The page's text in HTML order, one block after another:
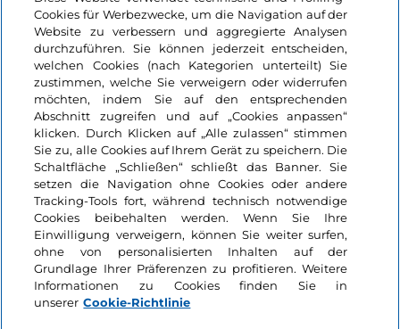
Bleiben wir in Kontakt
Cookies für Werbezwecke, um die Navigation auf der
Website zu verbessern und aggregierte Analysen
durchzuführen. Sie können jederzeit entscheiden,
welchen Cookies (nach Kategorien unterteilt) Sie
zustimmen, welche Sie verweigern oder widerrufen
möchten, indem Sie auf den entsprechenden
Abschnitt zugreifen und auf „Cookies anpassen“
klicken. Durch Klicken auf „Alle zulassen“ stimmen
Sie zu, alle Cookies auf Ihrem Gerät zu speichern. Die
Schaltfläche „Schließen“ schließt das Banner. Sie
setzen die Navigation ohne Cookies oder andere
Tracking-Tools fort, während technisch notwendige
Cookies beibehalten werden. Wenn Sie Ihre
Einwilligung verweigern, können Sie weiter surfen,
ohne von personalisierten Inhalten auf der
Grundlage Ihrer Präferenzen zu profitieren. Weitere
Informationen zu Cookies finden Sie in
unserer Cookie-Richtlinie